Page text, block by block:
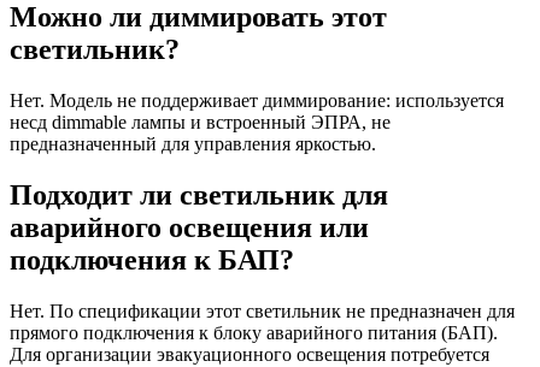
Можно ли диммировать этот
светильник?
Нет. Модель не поддерживает диммирование: используется
несд dimmable лампы и встроенный ЭПРА, не
предназначенный для управления яркостью.
Подходит ли светильник для
аварийного освещения или
подключения к БАП?
Нет. По спецификации этот светильник не предназначен для
прямого подключения к блоку аварийного питания (БАП).
Для организации эвакуационного освещения потребуется